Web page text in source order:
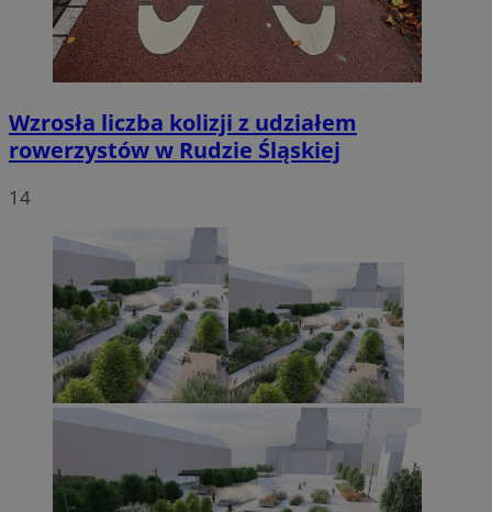
Wzrosła liczba kolizji z udziałem
rowerzystów w Rudzie Śląskiej
14